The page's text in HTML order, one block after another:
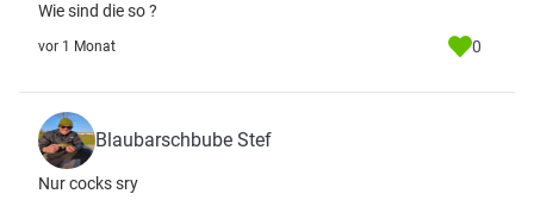
Wie sind die so ?
vor 1 Monat 0
Blaubarschbube Stef
Nur cocks sry